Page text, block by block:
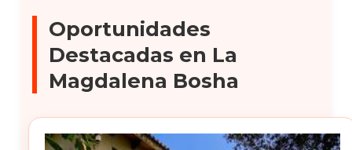
Oportunidades
Destacadas en La
Magdalena Bosha